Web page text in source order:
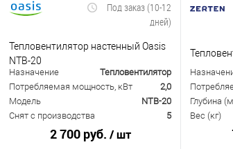
Под заказ (10-12
дней)
Тепловентилятор настенный Oasis
NTB-20
Назначение
Тепловентилятор
Потребляемая мощность, кВт
2,0
Модель
NTB-20
Снят с производства
5
2 700 руб. / шт
Глубина
Вес (кг)